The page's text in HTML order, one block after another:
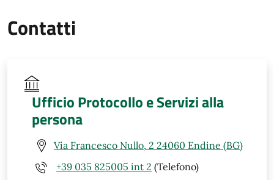
Contatti
Ufficio Protocollo e Servizi alla
persona
Via Francesco Nullo, 2 24060 Endine (BG)
+39 035 825005 int 2 (Telefono)